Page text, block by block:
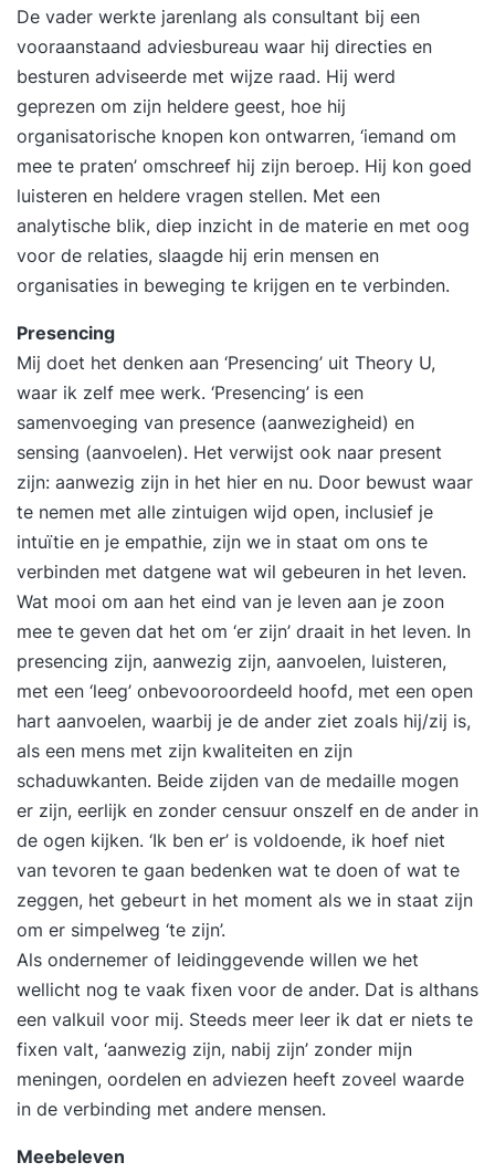
De vader werkte jarenlang als consultant bij een
vooraanstaand adviesbureau waar hij directies en
besturen adviseerde met wijze raad. Hij werd
geprezen om zijn heldere geest, hoe hij
organisatorische knopen kon ontwarren, ‘iemand om
mee te praten’ omschreef hij zijn beroep. Hij kon goed
luisteren en heldere vragen stellen. Met een
analytische blik, diep inzicht in de materie en met oog
voor de relaties, slaagde hij erin mensen en
organisaties in beweging te krijgen en te verbinden.
Presencing
Mij doet het denken aan ‘Presencing’ uit Theory U,
waar ik zelf mee werk. ‘Presencing’ is een
samenvoeging van presence (aanwezigheid) en
sensing (aanvoelen). Het verwijst ook naar present
zijn: aanwezig zijn in het hier en nu. Door bewust waar
te nemen met alle zintuigen wijd open, inclusief je
intuïtie en je empathie, zijn we in staat om ons te
verbinden met datgene wat wil gebeuren in het leven.
Wat mooi om aan het eind van je leven aan je zoon
mee te geven dat het om ‘er zijn’ draait in het leven. In
presencing zijn, aanwezig zijn, aanvoelen, luisteren,
met een ‘leeg’ onbevooroordeeld hoofd, met een open
hart aanvoelen, waarbij je de ander ziet zoals hij/zij is,
als een mens met zijn kwaliteiten en zijn
schaduwkanten. Beide zijden van de medaille mogen
er zijn, eerlijk en zonder censuur onszelf en de ander in
de ogen kijken. ‘Ik ben er’ is voldoende, ik hoef niet
van tevoren te gaan bedenken wat te doen of wat te
zeggen, het gebeurt in het moment als we in staat zijn
om er simpelweg ‘te zijn’.
Als ondernemer of leidinggevende willen we het
wellicht nog te vaak fixen voor de ander. Dat is althans
een valkuil voor mij. Steeds meer leer ik dat er niets te
fixen valt, ‘aanwezig zijn, nabij zijn’ zonder mijn
meningen, oordelen en adviezen heeft zoveel waarde
in de verbinding met andere mensen.
Meebeleven